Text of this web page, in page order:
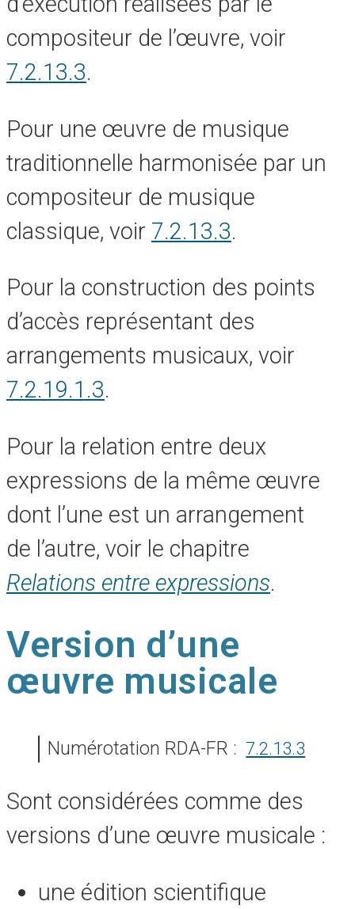
compositeur de l’œuvre, voir
7.2.13.3.
Pour une œuvre de musique
traditionnelle harmonisée par un
compositeur de musique
classique, voir 7.2.13.3.
Pour la construction des points
d’accès représentant des
arrangements musicaux, voir
7.2.19.1.3.
Pour la relation entre deux
expressions de la même œuvre
dont l’une est un arrangement
de l’autre, voir le chapitre
Relations entre expressions.
Version d’une
œuvre musicale
Numérotation RDA-FR : 7.2.13.3
Sont considérées comme des
versions d’une œuvre musicale :
une édition scientifique